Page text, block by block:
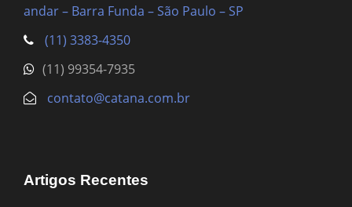
andar – Barra Funda – São Paulo – SP
(11) 3383-4350
(11) 99354-7935
contato@catana.com.br
Artigos Recentes